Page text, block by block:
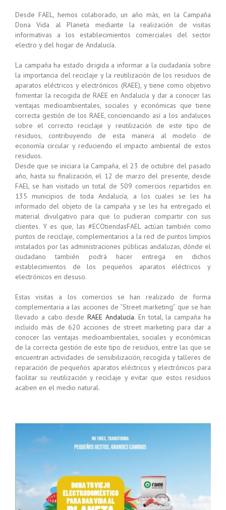
Desde FAEL, hemos colaborado, un año más, en la Campaña
Dona Vida al Planeta mediante la realización de visitas
informativas a los establecimientos comerciales del sector
electro y del hogar de Andalucía.
La campaña ha estado dirigida a informar a la ciudadanía sobre
la importancia del reciclaje y la reutilización de los residuos de
aparatos eléctricos y electrónicos (RAEE), y tiene como objetivo
fomentar la recogida de RAEE en Andalucía y dar a conocer las
ventajas medioambientales, sociales y económicas que tiene
correcta gestión de los RAEE, concienciando así a los andaluces
sobre el correcto reciclaje y reutilización de este tipo de
residuos, contribuyendo de esta manera al modelo de
economía circular y reduciendo el impacto ambiental de estos
residuos.
Desde que se iniciara la Campaña, el 23 de octubre del pasado
año, hasta su finalización, el 12 de marzo del presente, desde
FAEL se han visitado un total de 509 comercios repartidos en
135 municipios de toda Andalucía, a los cuales se les ha
informado del objeto de la campaña y se les ha entregado el
material divulgativo para que lo pudieran compartir con sus
clientes. Y es que, las #ECOtiendasFAEL actúan también como
puntos de reciclaje, complementarios a la red de puntos limpios
instalados por las administraciones públicas andaluzas, dónde el
ciudadano también podrá hacer entrega en dichos
establecimientos de los pequeños aparatos eléctricos y
electrónicos en desuso.
Estas visitas a los comercios se han realizado de forma
complementaria a las acciones de “Street marketing” que se han
llevado a cabo desdeRAEE Andalucía. En total, la campaña ha
incluido más de 620 acciones de street marketing para dar a
conocer las ventajas medioambientales, sociales y económicas
de la correcta gestión de este tipo de residuos, entre las que se
encuentran actividades de sensibilización, recogida y talleres de
reparación de pequeños aparatos eléctricos y electrónicos para
facilitar su reutilización y reciclaje y evitar que estos residuos
acaben en el medio natural.